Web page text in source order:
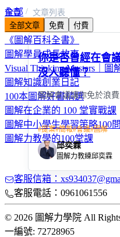
全部
圖解親子教養100問
《圖解百科全書》
圖解學員成長故事
Visual Thinking Masters｜圖
圖解知識創業日記
100本圖解好書精選
圖解在企業的 100 堂實戰課
圖解中小學生學習策略100問
圖解力教學的100堂課
首頁
文章列表
全部文章
免費 付費
你是否曾經在會
沒人聽懂？
圖解會議讓你免於浪費
#提案#簡報#會議#圖解
邱奕霖
圖解力教練邱奕霖
客服信箱：
客服電話：0961061556
© 2026 圖解力學院 All
一編號: 72728965